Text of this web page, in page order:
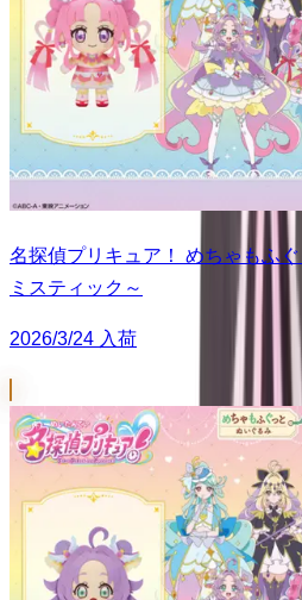
名探偵プリキュア！ めちゃもふ
ミスティック～
2026/3/24 入荷